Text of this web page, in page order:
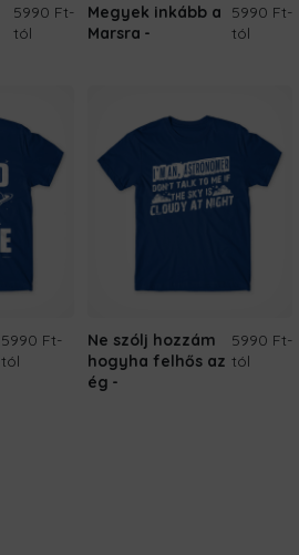
5990 Ft-
tól
Megyek inkább a
Marsra
5990 Ft-
tól
5990 Ft-
tól
Ne szólj hozzám
hogyha felhős az
ég
5990 Ft-
tól